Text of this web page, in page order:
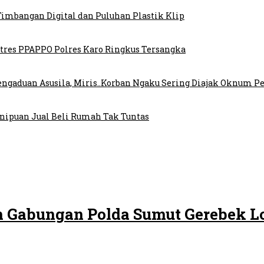
Digital dan Puluhan Plastik Klip
PPAPPO Polres Karo Ringkus Tersangka
Asusila, Miris..Korban Ngaku Sering Diajak Oknum
Jual Beli Rumah Tak Tuntas
Polda Sumut Gerebek